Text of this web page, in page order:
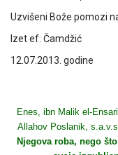
Uzvišeni Bože pomozi
Izet ef. Čamdžić
12.07.2013. godine
Enes, ibn Malik el-
Allahov Poslanik,
Njegova roba, nego